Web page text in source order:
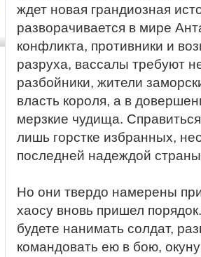
ждет новая грандиозная
разворачивается в мире
конфликта, противники и
разруха, вассалы требуют
разбойники, жители
власть короля, а в
мерзкие чудища.
лишь горстке избранных,
последней надеждой
Но они твердо намерены
хаосу вновь пришел
будете нанимать солдат,
командовать ею в бою,